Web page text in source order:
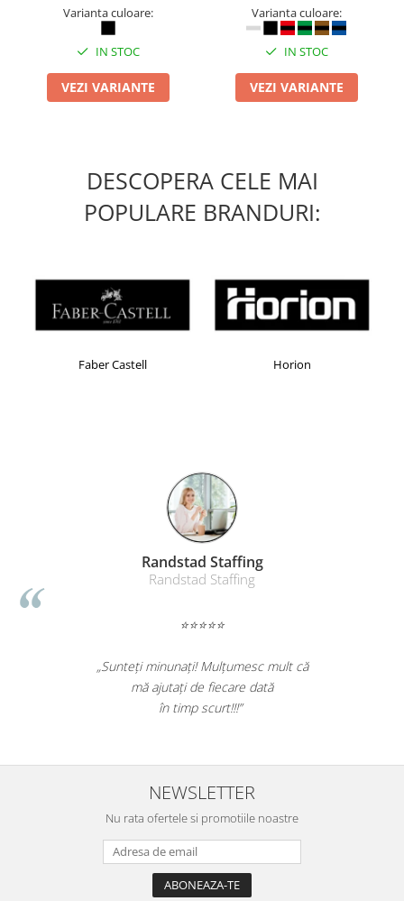
Varianta culoare:
IN STOC
VEZI VARIANTE
Varianta culoare:
IN STOC
VEZI VARIANTE
DESCOPERA CELE MAI
POPULARE BRANDURI:
Faber Castell Horion
Randstad Staffing
Randstad Staffing
⭐⭐⭐⭐⭐
„Sunteți minunați! Mulțumesc mult că
mă ajutați de fiecare dată
în timp scurt!!!”
NEWSLETTER
Nu rata ofertele si promotiile noastre